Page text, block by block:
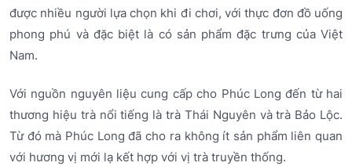
được nhiều người lựa chọn khi đi chơi, với thực đơn đồ uống
phong phú và đặc biệt là có sản phẩm đặc trưng của Việt
Nam.
Với nguồn nguyên liệu cung cấp cho Phúc Long đến từ hai
thương hiệu trà nổi tiếng là trà Thái Nguyên và trà Bảo Lộc.
Từ đó mà Phúc Long đã cho ra không ít sản phẩm liên quan
với hương vị mới lạ kết hợp với vị trà truyền thống.